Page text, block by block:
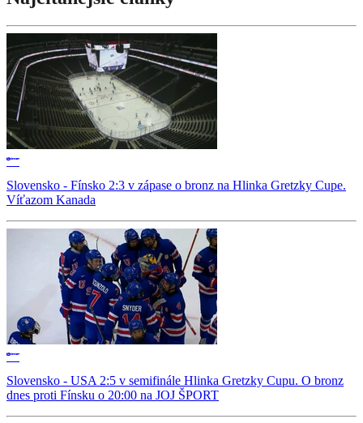
Slovensko - Fínsko 2:3 v zápase o bronz na Hlinka Gretzky Cupe.
Víťazom Kanada
Slovensko - USA 2:5 v semifinále Hlinka Gretzky Cupu. O bronz
dnes proti Fínsku o 20:00 na JOJ ŠPORT